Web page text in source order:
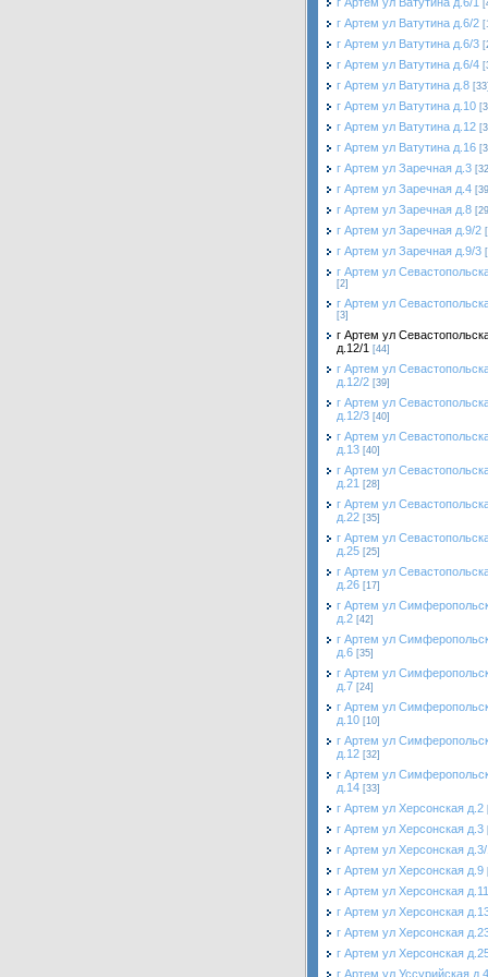
г Артем ул Ватутина д.6/2
г Артем ул Ватутина д.6/3
г Артем ул Ватутина д.6/4
г Артем ул Ватутина д.8
г Артем ул Ватутина д.10
г Артем ул Ватутина д.12
г Артем ул Ватутина д.16
г Артем ул Заречная д.3
г Артем ул Заречная д.4
г Артем ул Заречная д.8
г Артем ул Заречная д.9/2
г Артем ул Заречная д.9/3
г Артем ул
[2]
г Артем ул
[3]
г Артем ул
д.12/1 [44]
г Артем ул
д.12/2 [39]
г Артем ул
д.12/3 [40]
г Артем ул
д.13 [40]
г Артем ул
д.21 [28]
г Артем ул
д.22 [35]
г Артем ул
д.25 [25]
г Артем ул
д.26 [17]
г Артем ул
д.2 [42]
г Артем ул
д.6 [35]
г Артем ул
д.7 [24]
г Артем ул
д.10 [10]
г Артем ул
д.12 [32]
г Артем ул
д.14 [33]
г Артем ул Херсонская д.2
г Артем ул Херсонская д.3
г Артем ул Херсонская
г Артем ул Херсонская д.9
г Артем ул Херсонская д.11
г Артем ул Херсонская
г Артем ул Херсонская
г Артем ул Херсонская
г Артем ул Уссурийская д.4